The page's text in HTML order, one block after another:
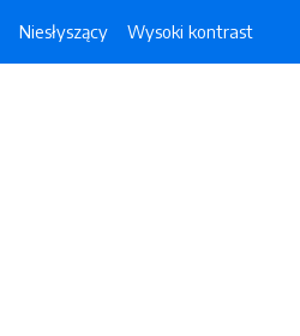
Niesłyszący Wysoki kontrast